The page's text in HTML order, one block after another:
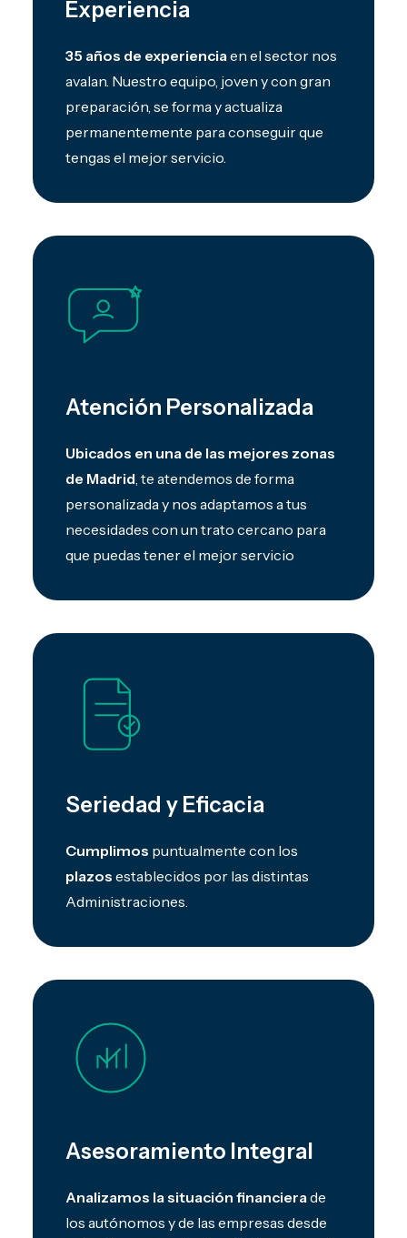
Experiencia
35 años de experienciaen el sector nos
avalan. Nuestro equipo, joven y con gran
preparación, se forma y actualiza
permanentemente para conseguir que
tengas el mejor servicio.
Atención Personalizada
Ubicados en una de las mejores zonas
de Madrid, te atendemos de forma
personalizada y nos adaptamos a tus
necesidades con un trato cercano para
que puedas tener el mejor servicio
Seriedad y Eficacia
Cumplimos puntualmente con los
plazos establecidos por las distintas
Administraciones.
Asesoramiento Integral
Analizamos la situación financierade
los autónomos y de las empresas desde